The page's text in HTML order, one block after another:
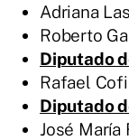
Adriana
Roberto
Diputado
Rafael
Diputado
José María